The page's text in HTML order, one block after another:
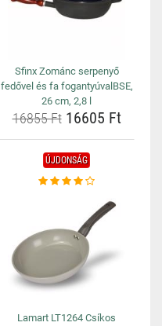
Sfinx Zománc serpenyő
fedővel és fa fogantyúvalBSE,
26 cm, 2,8 l
16855 Ft16605 Ft
ÚJDONSÁG
Lamart LT1264 Csíkos